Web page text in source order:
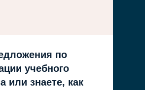
по
учебного
или знаете, как